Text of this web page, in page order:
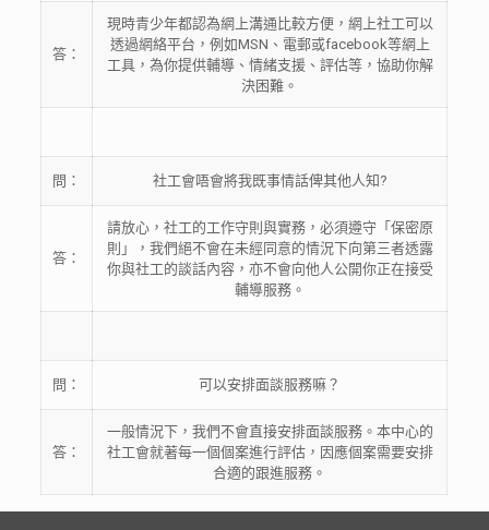
答：
現時青少年都認為網上溝通比較方便，網上社工可以
透過網絡平台，例如MSN、電郵或facebook等網上
工具，為你提供輔導、情緒支援、評估等，協助你解
決困難。
問： 社工會唔會將我既事情話俾其他人知?
答：
請放心，社工的工作守則與實務，必須遵守「保密原
則」，我們絕不會在未經同意的情況下向第三者透露
你與社工的談話內容，亦不會向他人公開你正在接受
輔導服務。
問： 可以安排面談服務嘛？
答：
一般情況下，我們不會直接安排面談服務。本中心的
社工會就著每一個個案進行評估，因應個案需要安排
合適的跟進服務。